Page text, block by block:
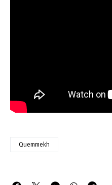
Quemmekh